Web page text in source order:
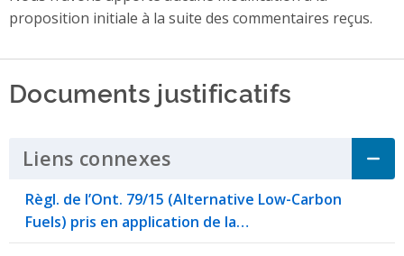
proposition initiale à la suite des commentaires reçus.
Documents justificatifs
Liens connexes Click to Expand
Règl. de l’Ont. 79/15 (Alternative Low-Carbon
Fuels) pris en application de la…